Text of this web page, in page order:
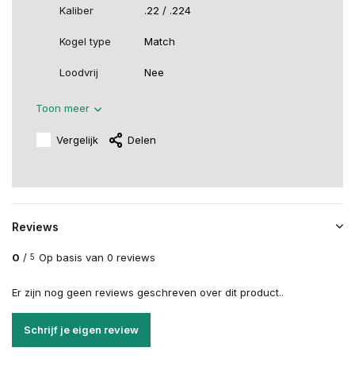
Kaliber .22 / .224
Kogel type Match
Loodvrij Nee
Toon meer
Vergelijk Delen
Reviews
0 / 5 Op basis van 0 reviews
Er zijn nog geen reviews geschreven over dit product..
Schrijf je eigen review